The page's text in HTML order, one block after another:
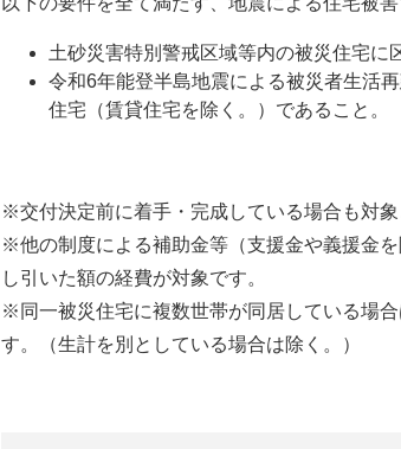
土砂災害特別警戒区域等内の被災住宅に
令和6年能登半島地震による被災者生活
住宅（賃貸住宅を除く。）であること。
※交付決定前に着手・完成している場合も対象
※他の制度による補助金等（支援金や義援金
し引いた額の経費が対象です。
※同一被災住宅に複数世帯が同居している場
す。（生計を別としている場合は除く。）